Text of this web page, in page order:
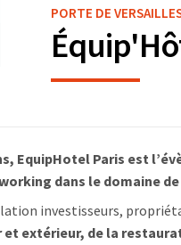
PORTE DE
EquipHotel Paris est
dans le domaine
investisseurs,
et extérieur, de la